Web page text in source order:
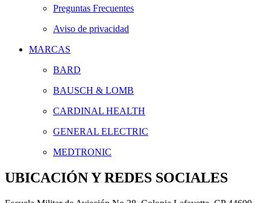
Preguntas Frecuentes
Aviso de privacidad
MARCAS
BARD
BAUSCH & LOMB
CARDINAL HEALTH
GENERAL ELECTRIC
MEDTRONIC
UBICACIÓN Y REDES SOCIALES